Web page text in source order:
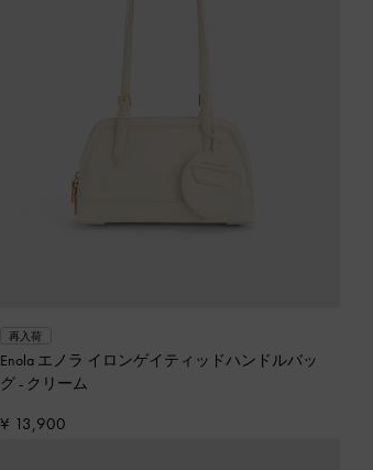
再入荷
Enola エノラ イロンゲイティッドハンドルバッ
グ - クリーム
¥ 13,900